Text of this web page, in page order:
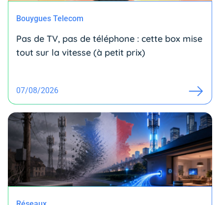
Bouygues Telecom
Pas de TV, pas de téléphone : cette box mise
tout sur la vitesse (à petit prix)
07/08/2026